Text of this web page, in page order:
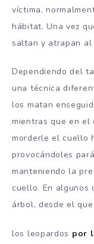
víctima,
hábitat. Una vez
saltan y atrapan al
Dependiendo del
una técnica
los matan
mientras que en el
morderle el cuello
provocándoles
manteniendo la
cuello. En algunos
árbol, desde el
los leopardos por